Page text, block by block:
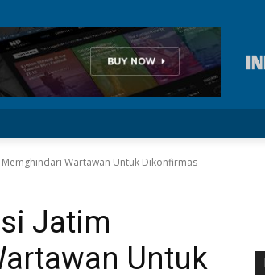
Memghindari Wartawan Untuk Dikonfirmas
Jatim
Untuk